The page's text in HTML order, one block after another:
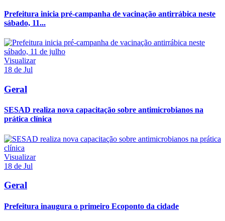
Prefeitura inicia pré-campanha de vacinação antirrábica neste
sábado, 11...
Visualizar
18 de Jul
Geral
SESAD realiza nova capacitação sobre antimicrobianos na
prática clínica
Visualizar
18 de Jul
Geral
Prefeitura inaugura o primeiro Ecoponto da cidade